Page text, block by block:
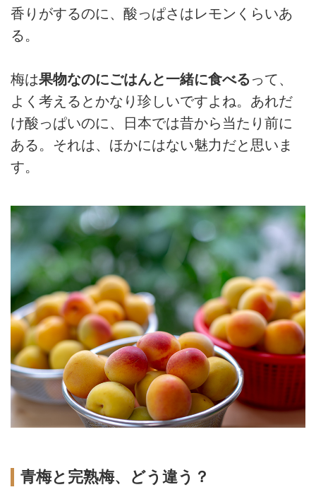
香りがするのに、酸っぱさはレモンくらいあ
る。
梅は果物なのにごはんと一緒に食べる って、
よく考えるとかなり珍しいですよね。あれだ
け酸っぱいのに、日本では昔から当たり前に
ある。それは、ほかにはない魅力だと思いま
す。
青梅と完熟梅、どう違う？